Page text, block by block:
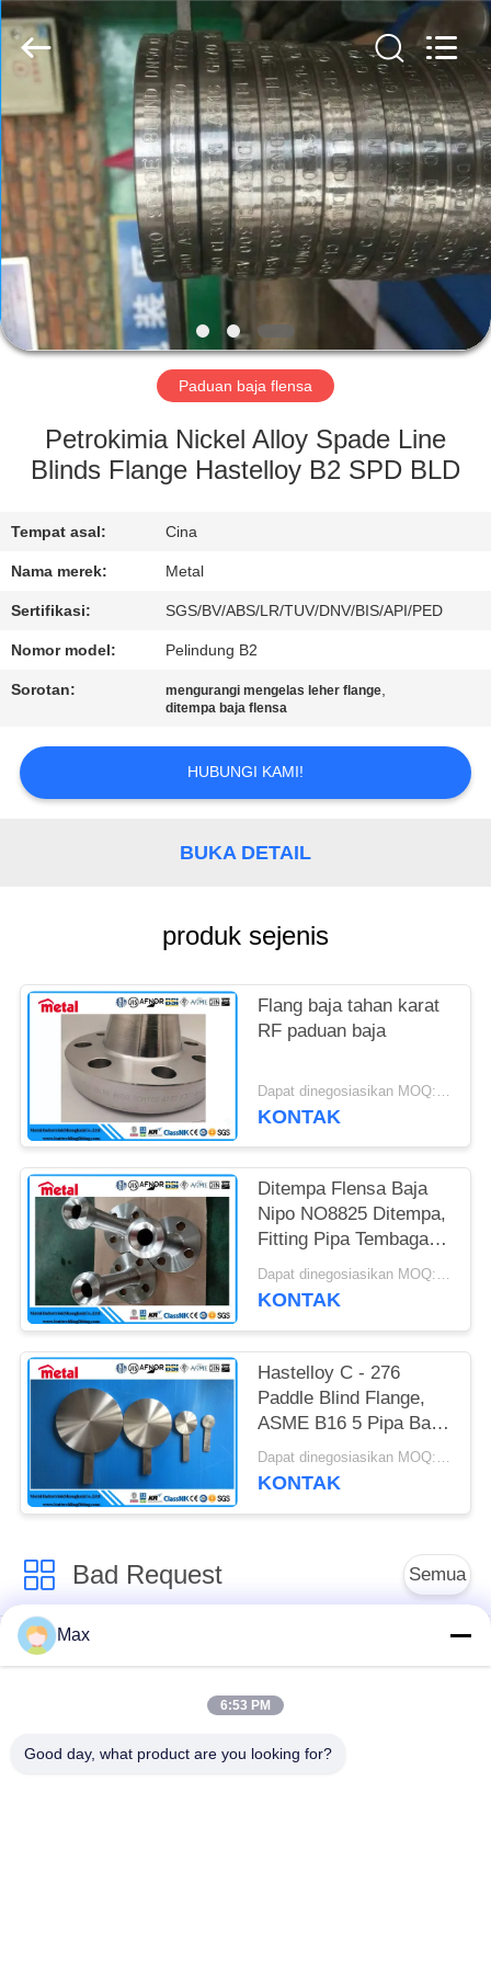
RUMAH
PRODUK
TENTANG
KAMI
TUR
KONTROL
HUBUNGI
KAMI
KASUS
SITEMAP
TOBO
STEEL
GROUP
CHINA.
Rights
Reserved.
Paduan baja flensa
Petrokimia Nickel Alloy Spade Line
Blinds Flange Hastelloy B2 SPD BLD
Tempat asal: Cina
Nama merek: Metal
Sertifikasi: SGS/BV/ABS/LR/TUV/DNV/BIS/API/PED
Nomor model: Pelindung B2
Sorotan: mengurangi mengelas leher flange,
ditempa baja flensa
HUBUNGI KAMI!
BUKA DETAIL
produk sejenis
Flang baja tahan karat
RF paduan baja
Dapat dinegosiasikan MOQ:1pc
KONTAK
Ditempa Flensa Baja
Nipo NO8825 Ditempa,
Fitting Pipa Tembaga
Nikel 825 Incoloy
Dapat dinegosiasikan MOQ:1pc
KONTAK
Hastelloy C - 276
Paddle Blind Flange,
ASME B16 5 Pipa Baja
Dan Perlengkapannya Dapat dinegosiasikan MOQ:1pc
KONTAK
Bad Request Semua
Nikel paduan pipa
duplex super
austenitik
dilapisi
Max
6:53 PM
Good day, what product are you looking for?